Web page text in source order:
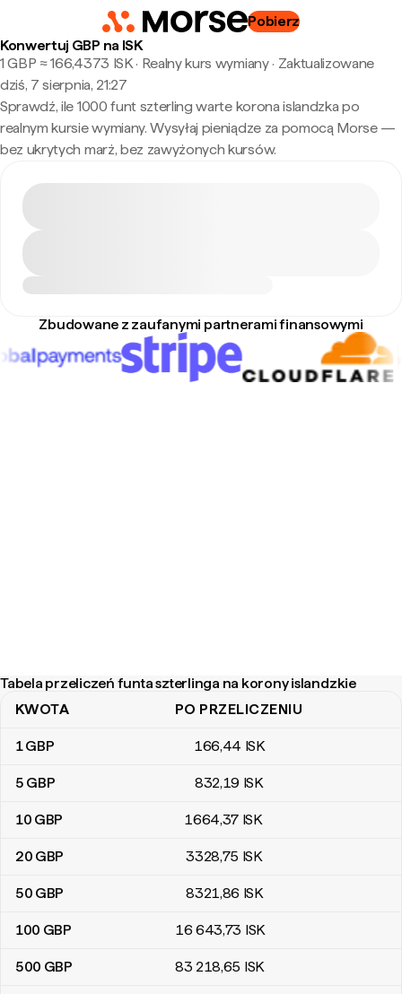
Pobierz
Konwertuj GBP na ISK
1 GBP ≈ 166,4373 ISK · Realny kurs wymiany· Zaktualizowane
dziś, 7 sierpnia, 21:27
Sprawdź, ile 1000 funt szterling warte korona islandzka po
realnym kursie wymiany. Wysyłaj pieniądze za pomocą Morse —
bez ukrytych marż, bez zawyżonych kursów.
Zbudowane z zaufanymi partnerami finansowymi
Tabela przeliczeń funta szterlinga na korony islandzkie
Tabela przeliczeń funta szterlinga na korony islandzkie
KWOTA PO PRZELICZENIU
1GBP 166,44 ISK
5 GBP 832,19 ISK
10 GBP 1664,37 ISK
20 GBP 3328,75 ISK
50 GBP 8321,86 ISK
100 GBP 16 643,73 ISK
500 GBP 83 218,65 ISK